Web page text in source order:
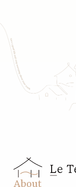
About